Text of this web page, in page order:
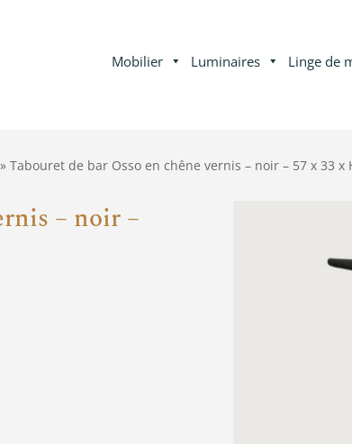
Mobilier Luminaires Linge de
» Tabouret de bar Osso en chêne vernis – noir – 57 x 33 x
– noir –